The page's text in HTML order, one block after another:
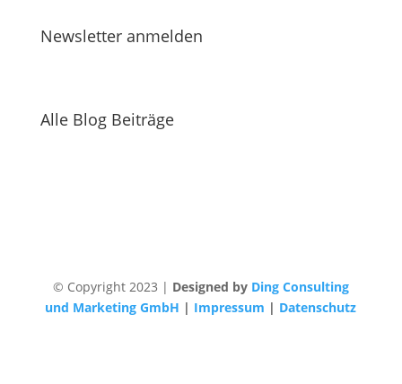
Newsletter anmelden
Alle Blog Beiträge
© Copyright 2023 | Designed by Ding Consulting
und Marketing GmbH | Impressum | Datenschutz